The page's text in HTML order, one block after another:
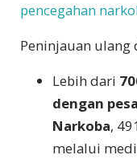
pencegahan
Peninjauan ulang
Lebih dari
dengan
Narkoba,
melalui